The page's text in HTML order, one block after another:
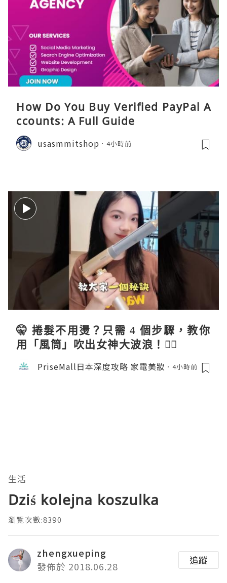
How Do You Buy Verified PayPal A
ccounts: A Full Guide
usasmmitshop 4小時前
🤫 捲髮不用燙？只需 4 個步驟，教你
用「風筒」吹出女神大波浪！💇‍♀️
PriseMall日本深度攻略 家電美妝 4小時前
生活
Dziś kolejna koszulka
瀏覽次數:8390
zhengxueping
發佈於 2018.06.28
追蹤